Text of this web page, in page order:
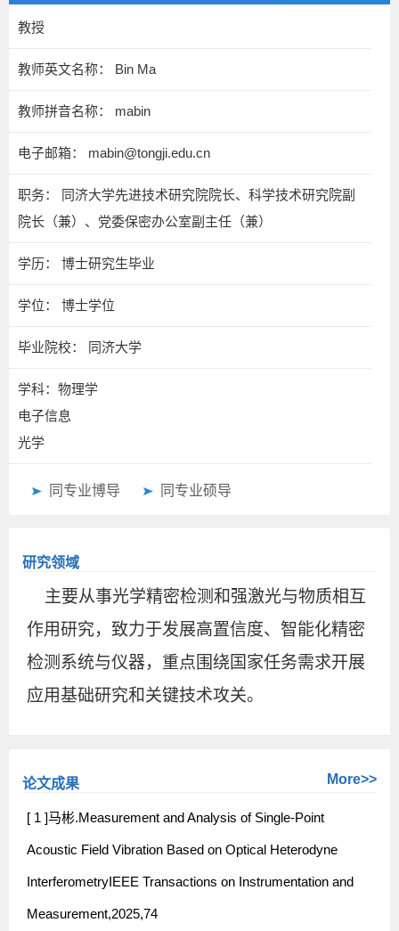
教授
教师英文名称： Bin Ma
教师拼音名称： mabin
电子邮箱： mabin@tongji.edu.cn
职务： 同济大学先进技术研究院院长、科学技术研究院副
院长（兼）、党委保密办公室副主任（兼）
学历： 博士研究生毕业
学位： 博士学位
毕业院校： 同济大学
学科：物理学
电子信息
光学
同专业博导 同专业硕导
研究领域
主要从事光学精密检测和强激光与物质相互
作用研究，致力于发展高置信度、智能化精密
检测系统与仪器，重点围绕国家任务需求开展
应用基础研究和关键技术攻关。
论文成果 More>>
[ 1 ]马彬.Measurement and Analysis of Single-Point
Acoustic Field Vibration Based on Optical Heterodyne
InterferometryIEEE Transactions on Instrumentation and
Measurement,2025,74